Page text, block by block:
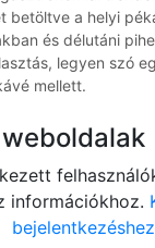
betöltve a helyi
és délutáni
legyen szó
mellett.
információkhoz.